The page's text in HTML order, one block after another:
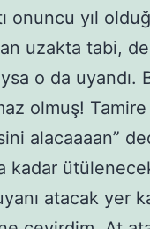
onuncu yıl
uzakta tabi,
o da uyandı.
olmuş!
alacaaaan”
kadar
atacak yer